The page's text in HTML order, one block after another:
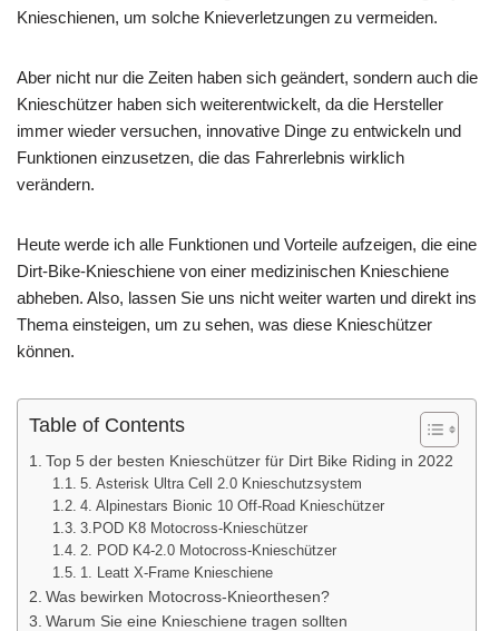
Knieschienen, um solche Knieverletzungen zu vermeiden.
Aber nicht nur die Zeiten haben sich geändert, sondern auch die
Knieschützer haben sich weiterentwickelt, da die Hersteller
immer wieder versuchen, innovative Dinge zu entwickeln und
Funktionen einzusetzen, die das Fahrerlebnis wirklich
verändern.
Heute werde ich alle Funktionen und Vorteile aufzeigen, die eine
Dirt-Bike-Knieschiene von einer medizinischen Knieschiene
abheben. Also, lassen Sie uns nicht weiter warten und direkt ins
Thema einsteigen, um zu sehen, was diese Knieschützer
können.
Table of Contents
Top 5 der besten Knieschützer für Dirt Bike Riding in 2022
5. Asterisk Ultra Cell 2.0 Knieschutzsystem
4. Alpinestars Bionic 10 Off-Road Knieschützer
3.POD K8 Motocross-Knieschützer
2. POD K4-2.0 Motocross-Knieschützer
1. Leatt X-Frame Knieschiene
Was bewirken Motocross-Knieorthesen?
Warum Sie eine Knieschiene tragen sollten